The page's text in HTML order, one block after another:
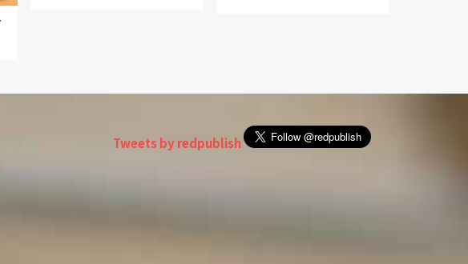
Tweets by redpublish